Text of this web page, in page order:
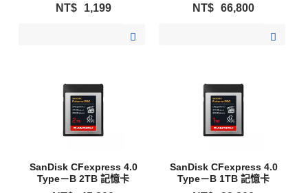
NT$ 1,199 NT$ 66,800
SanDisk CFexpress 4.0
Type－B 2TB 記憶卡
SanDisk CFexpress 4.0
Type－B 1TB 記憶卡